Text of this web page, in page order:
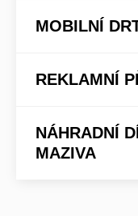
MOBILNÍ
REKLAMNÍ
NÁHRADNÍ
MAZIVA